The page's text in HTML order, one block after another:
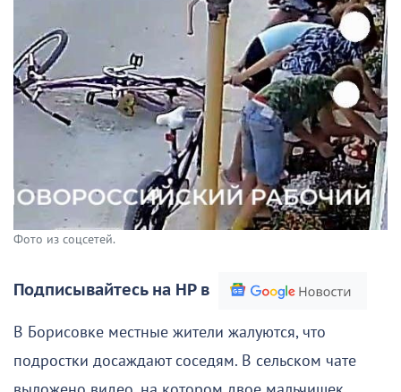
Фото из соцсетей.
Подписывайтесь на НР в
В Борисовке местные жители жалуются, что
подростки досаждают соседям. В сельском чате